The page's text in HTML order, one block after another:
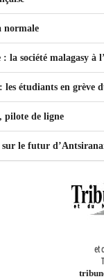
normale
la société malagasy à
les étudiants en grève
pilote de ligne
sur le futur
et